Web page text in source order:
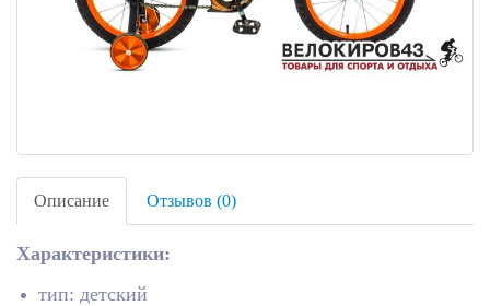
Описание Отзывов (0)
Характеристики:
тип: детский